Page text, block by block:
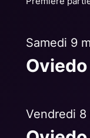
Samedi 9
Vendredi